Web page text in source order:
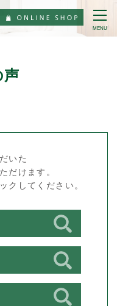
MENU
声
いた
だけます。
クしてください。